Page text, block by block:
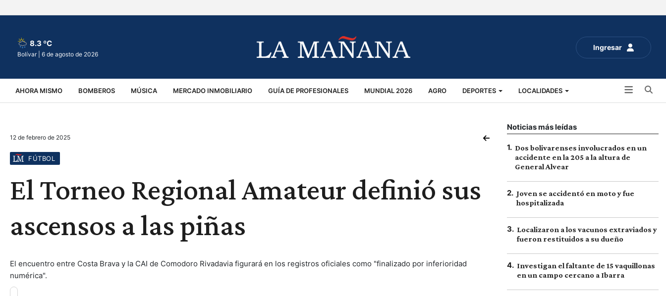
Ingresar
8.3 ºC
Bolívar | 6 de agosto de 2026
AHORA MISMO BOMBEROS MÚSICA MERCADO INMOBILIARIO GUÍA DE PROFESIONALES MUNDIAL 2026 AGRO DEPORTES LOCALIDADES
VIRALES ACCIDENTES
12 de febrero de 2025
FÚTBOL
El Torneo Regional Amateur definió sus
ascensos a las piñas
El encuentro entre Costa Brava y la CAI de Comodoro Rivadavia figurará en los registros oficiales como "finalizado por inferioridad
numérica".
Noticias más leídas
1. Dos bolivarenses involucrados en un
accidente en la 205 a la altura de
General Alvear
2. Joven se accidentó en moto y fue
hospitalizada
3. Localizaron a los vacunos extraviados y
fueron restituidos a su dueño
4. Investigan el faltante de 15 vaquillonas
en un campo cercano a Ibarra